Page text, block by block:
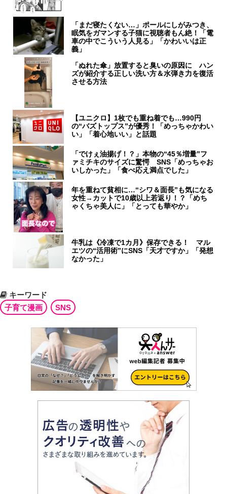
「まだ寝たくない…」ポールにしがみつき、
眠気をガマンする子猫に視聴者もん絶！「電
車の中でこういう人見る」「かわいいは正
義」
「ぬれた傘」放置すると臭いの原因に ハン
ズが紹介する正しい洗い方＆水弾き力を復活
させる方法
【ユニクロ】1枚でも重ね着でも…990円
の“バズトップス”が優秀！「めっちゃかわい
い」「着心地いい」と話題
「でけぇ油揚げ！？」本物の“45％増量”フ
ァミチキのサイズに驚愕 SNS「めっちゃお
いしかった」「食べ応え満点でした」
年を重ねて貧相に…“シワ＆面長”も気になる
女性→カットで10歳以上若返り！？「めち
ゃくちゃ美人に」「とっても華やか」
牛乳は《冷凍で1カ月》保存できる！ マル
エツの“活用術”にSNS「天才ですか」「発想
なかった」
キーワード
子育て漫画
SNS